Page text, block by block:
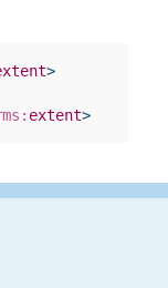
>
extent>